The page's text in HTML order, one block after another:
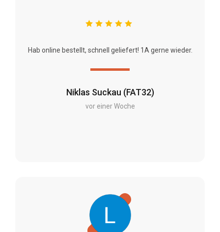
Niklas Suckau (FAT32)
vor einer Woche
Hab online bestellt, schnell geliefert! 1A gerne wieder.